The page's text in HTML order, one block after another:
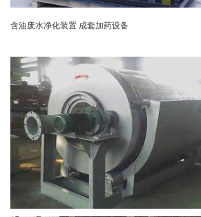
含油废水净化装置 成套加药设备